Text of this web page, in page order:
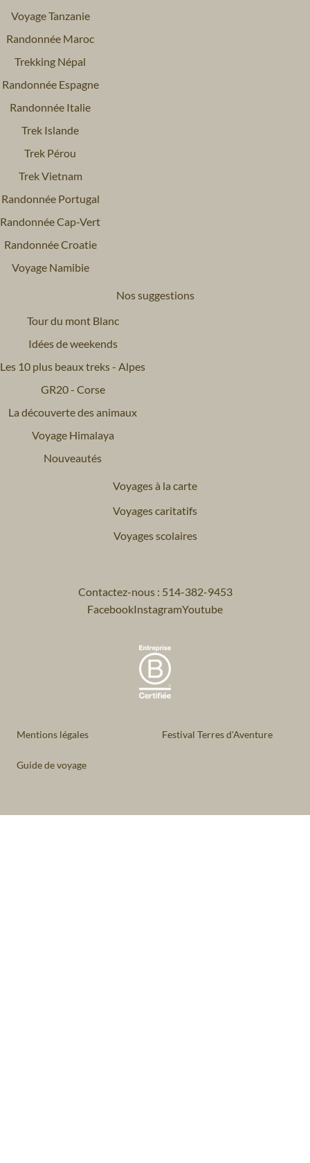
Voyage Tanzanie
Randonnée Maroc
Trekking Népal
Randonnée Espagne
Randonnée Italie
Trek Islande
Trek Pérou
Trek Vietnam
Randonnée Portugal
Randonnée Cap-Vert
Randonnée Croatie
Voyage Namibie
Nos suggestions
Tour du mont Blanc
Idées de weekends
Les 10 plus beaux treks - Alpes
GR20 - Corse
La découverte des animaux
Voyage Himalaya
Nouveautés
Voyages à la carte
Voyages caritatifs
Voyages scolaires
Contactez-nous : 514-382-9453
FacebookInstagramYoutube
Mentions légales Festival Terres d'Aventure
Guide de voyage